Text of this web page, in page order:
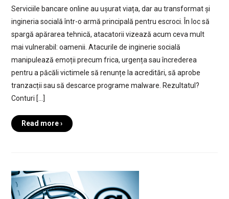
Serviciile bancare online au ușurat viața, dar au transformat și
ingineria socială într-o armă principală pentru escroci. În loc să
spargă apărarea tehnică, atacatorii vizează acum ceva mult
mai vulnerabil: oamenii. Atacurile de inginerie socială
manipulează emoții precum frica, urgența sau încrederea
pentru a păcăli victimele să renunțe la acreditări, să aprobe
tranzacții sau să descarce programe malware. Rezultatul?
Conturi […]
Read more ›